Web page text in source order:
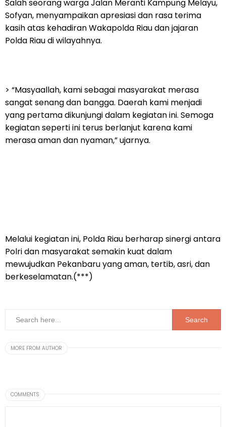
Salah seorang warga Jalan Meranti Kampung Melayu,
Sofyan, menyampaikan apresiasi dan rasa terima
kasih atas kehadiran Wakapolda Riau dan jajaran
Polda Riau di wilayahnya.
> “Masyaallah, kami sebagai masyarakat merasa
sangat senang dan bangga. Daerah kami menjadi
yang pertama dikunjungi dalam kegiatan ini. Semoga
kegiatan seperti ini terus berlanjut karena kami
merasa aman dan nyaman,” ujarnya.
Melalui kegiatan ini, Polda Riau berharap sinergi antara
Polri dan masyarakat semakin kuat dalam
mewujudkan Pekanbaru yang aman, tertib, asri, dan
berkeselamatan.(***)
MORE FROM AUTHOR
COMMENTS